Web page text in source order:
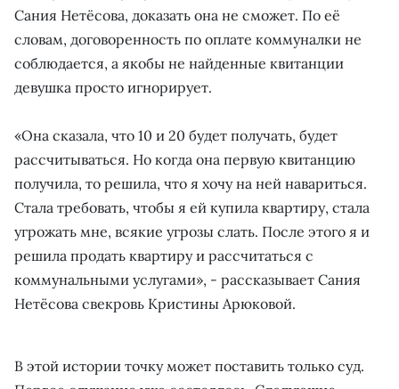
Сания Нетёсова, доказать она не сможет. По её
словам, договоренность по оплате коммуналки не
соблюдается, а якобы не найденные квитанции
девушка просто игнорирует.
«Она сказала, что 10 и 20 будет получать, будет
рассчитываться. Но когда она первую квитанцию
получила, то решила, что я хочу на ней навариться.
Стала требовать, чтобы я ей купила квартиру, стала
угрожать мне, всякие угрозы слать. После этого я и
решила продать квартиру и рассчитаться с
коммунальными услугами», - рассказывает Сания
Нетёсова свекровь Кристины Арюковой.
В этой истории точку может поставить только суд.